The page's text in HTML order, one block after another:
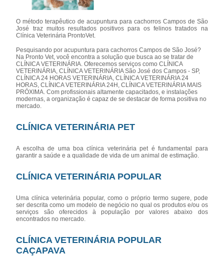
O método terapêutico de acupuntura para cachorros Campos de São
José traz muitos resultados positivos para os felinos tratados na
Clínica Veterinária ProntoVet.
Pesquisando por acupuntura para cachorros Campos de São José?
Na Pronto Vet, você encontra a solução que busca ao se tratar de
CLÍNICA VETERINÁRIA. Oferecemos serviços como CLÍNICA
VETERINÁRIA, CLÍNICA VETERINÁRIA São José dos Campos - SP,
CLÍNICA 24 HORAS VETERINÁRIA, CLÍNICA VETERINÁRIA 24
HORAS, CLÍNICA VETERINÁRIA 24H, CLÍNICA VETERINÁRIA MAIS
PRÓXIMA. Com profissionais altamente capacitados, e instalações
modernas, a organização é capaz de se destacar de forma positiva no
mercado.
CLÍNICA VETERINÁRIA PET
A escolha de uma boa clínica veterinária pet é fundamental para
garantir a saúde e a qualidade de vida de um animal de estimação.
CLÍNICA VETERINÁRIA POPULAR
Uma clínica veterinária popular, como o próprio termo sugere, pode
ser descrita como um modelo de negócio no qual os produtos e/ou os
serviços são oferecidos à população por valores abaixo dos
encontrados no mercado.
CLÍNICA VETERINÁRIA POPULAR
CAÇAPAVA